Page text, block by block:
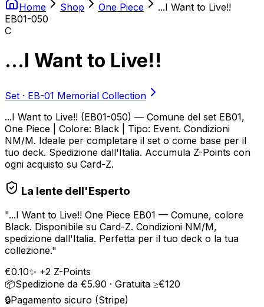
Home
Shop One Piece
...I Want to Live!!
EB01-050
C
...I Want to Live!!
Set · EB-01 Memorial Collection
...I Want to Live!! (EB01-050) — Comune del set EB01,
One Piece | Colore: Black | Tipo: Event. Condizioni
NM/M. Ideale per completare il set o come base per il
tuo deck. Spedizione dall'Italia. Accumula Z-Points con
ogni acquisto su Card-Z.
La lente dell'Esperto
"...I Want to Live!! One Piece EB01 — Comune, colore
Black. Disponibile su Card-Z. Condizioni NM/M,
spedizione dall'Italia. Perfetta per il tuo deck o la tua
collezione."
€0.10✨ +2 Z-Points
📦Spedizione da €5.90 · Gratuita ≥€120
🔒Pagamento sicuro (Stripe)